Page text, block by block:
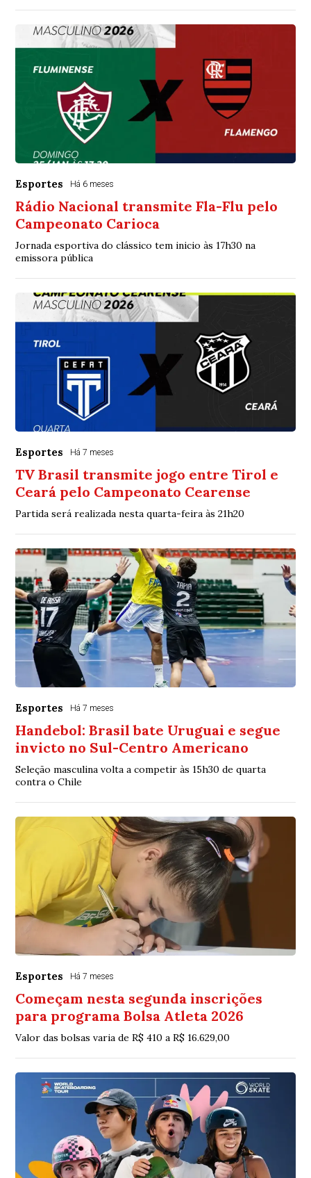
Esportes Há 6 meses
Rádio Nacional transmite Fla-Flu pelo
Campeonato Carioca
Jornada esportiva do clássico tem inicio às 17h30 na
emissora pública
Esportes Há 7 meses
TV Brasil transmite jogo entre Tirol e
Ceará pelo Campeonato Cearense
Partida será realizada nesta quarta-feira às 21h20
Esportes Há 7 meses
Handebol: Brasil bate Uruguai e segue
invicto no Sul-Centro Americano
Seleção masculina volta a competir às 15h30 de quarta
contra o Chile
Esportes Há 7 meses
Começam nesta segunda inscrições
para programa Bolsa Atleta 2026
Valor das bolsas varia de R$ 410 a R$ 16.629,00